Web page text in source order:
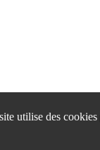
utilise des